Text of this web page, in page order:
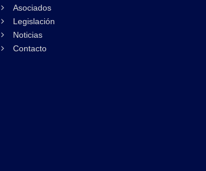
Asociados
Legislación
Noticias
Contacto